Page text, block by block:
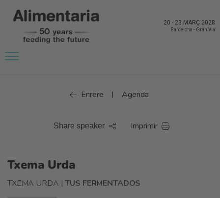
20 - 23 MARÇ 2028
Barcelona - Gran Via
Enrere | Agenda
Share speaker Imprimir
Txema Urda
TXEMA URDA |TUS FERMENTADOS